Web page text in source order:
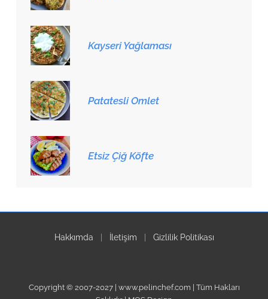
Kayseri Yağlaması
Patatesli Omlet
Etsiz Çiğ Köfte
Hakkımda İletişim Gizlilik Politikası
Copyright © 2007-2027 | www.pelinchef.com | Tüm Hakları